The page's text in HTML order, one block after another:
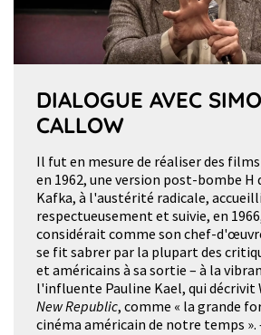
DIALOGUE AVEC
CALLOW
Il fut en mesure de réaliser des
en 1962, une version post-bombe H
Kafka, à l'austérité radicale,
respectueusement et suivie, en
considérait comme son chef-
se fit sabrer par la plupart des
et américains à sa sortie – à la
l'influente Pauline Kael, qui décrivit
New Republic, comme « la grande
cinéma américain de notre temps